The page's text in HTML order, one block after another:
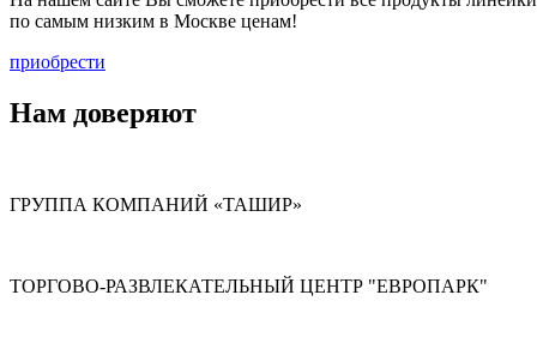
по самым низким в Москве ценам!
приобрести
Нам доверяют
ГРУППА КОМПАНИЙ «ТАШИР»
ТОРГОВО-РАЗВЛЕКАТЕЛЬНЫЙ ЦЕНТР "ЕВРОПАРК"